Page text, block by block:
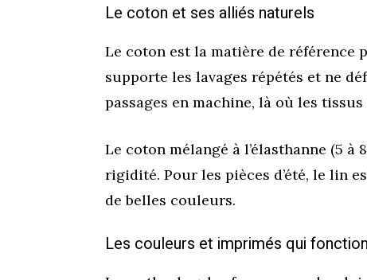
Le coton et ses alliés naturels
Le coton est la matière de référence
supporte les lavages répétés et ne
passages en machine, là où les
Le coton mélangé à l’élasthanne (5
rigidité. Pour les pièces d’été, le lin
de belles couleurs.
Les couleurs et imprimés qui